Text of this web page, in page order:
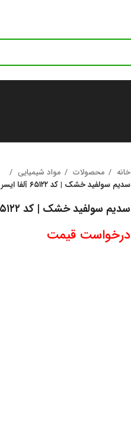
خانه محصولات
مواد شیمیایی
سدیم سولفید خشک | کد ۶۵۱۲۲ آلفا ایسر | Sodium sulfide, anhydrous
سدیم سولفید خشک | کد ۶۵۱۲۲ آلفا ایسر | Sodium sulfide, anhydrous
درخواست قیمت